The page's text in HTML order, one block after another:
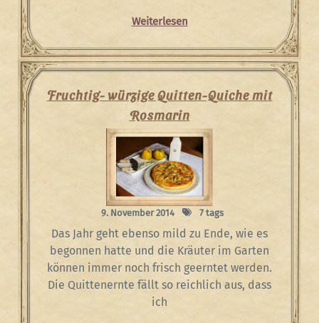
Weiterlesen
Fruchtig- würzige Quitten-Quiche mit
Rosmarin
9. November 2014 7 tags
Das Jahr geht ebenso mild zu Ende, wie es
begonnen hatte und die Kräuter im Garten
können immer noch frisch geerntet werden.
Die Quittenernte fällt so reichlich aus, dass
ich